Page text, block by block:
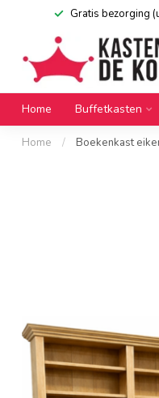
Gratis bezorging
Home Buffetkasten
Home / Boekenkast